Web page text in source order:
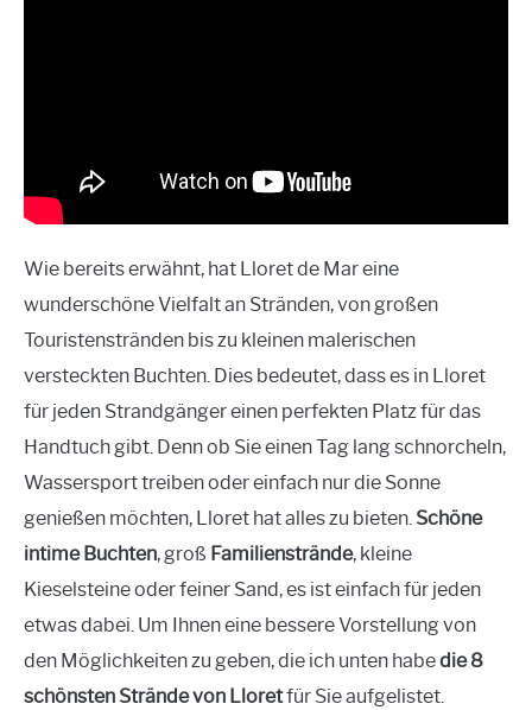
Wie bereits erwähnt, hat Lloret de Mar eine
wunderschöne Vielfalt an Stränden, von großen
Touristenstränden bis zu kleinen malerischen
versteckten Buchten. Dies bedeutet, dass es in Lloret
für jeden Strandgänger einen perfekten Platz für das
Handtuch gibt. Denn ob Sie einen Tag lang schnorcheln,
Wassersport treiben oder einfach nur die Sonne
genießen möchten, Lloret hat alles zu bieten. Schöne
intime Buchten, groß Familienstrände, kleine
Kieselsteine oder feiner Sand, es ist einfach für jeden
etwas dabei. Um Ihnen eine bessere Vorstellung von
den Möglichkeiten zu geben, die ich unten habedie 8
schönsten Strände von Lloretfür Sie aufgelistet.